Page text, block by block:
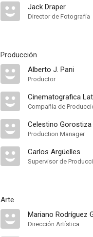
Jack Draper
Director de Fotografía
Producción
Alberto J. Pani
Productor
Cinematografica
Compañía de
Celestino Gorostiza
Production Manager
Carlos Argüelles
Supervisor de
Arte
Mariano Rodríguez
Dirección Artística